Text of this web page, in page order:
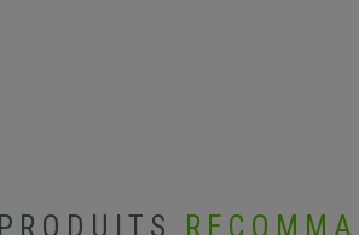
PRODUITS